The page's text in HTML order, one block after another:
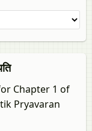
Chapter 1 of
Pryavaran